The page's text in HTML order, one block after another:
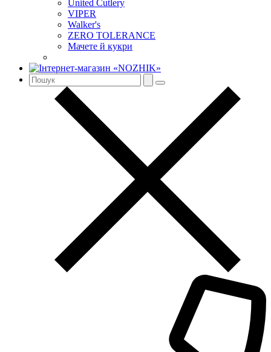
United Cutlery
VIPER
Walker's
ZERO TOLERANCE
Мачете й кукри